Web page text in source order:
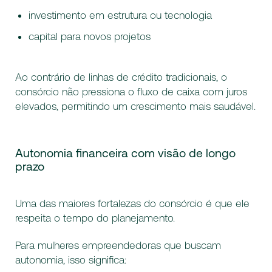
investimento em estrutura ou tecnologia
capital para novos projetos
Ao contrário de linhas de crédito tradicionais, o
consórcio não pressiona o fluxo de caixa com juros
elevados, permitindo um crescimento mais saudável.
Autonomia financeira com visão de longo
prazo
Uma das maiores fortalezas do consórcio é que ele
respeita o tempo do planejamento.
Para mulheres empreendedoras que buscam
autonomia, isso significa: